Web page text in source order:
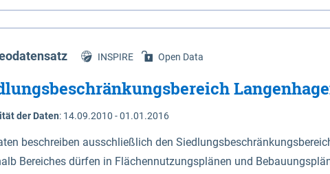
Niedersachsen (vgl. Abb. 4-1) entlang der Elbe zwischen
472,5 bei Schnackenburg bis 569 bei Lauenburg). Das
Dannenberg und Lüneburg.
INSPIRE Open Data
der Daten: 14.09.2010 - 01.01.2016
beschreiben ausschließlich den
Bereiches dürfen in Flächennutzungsplänen und